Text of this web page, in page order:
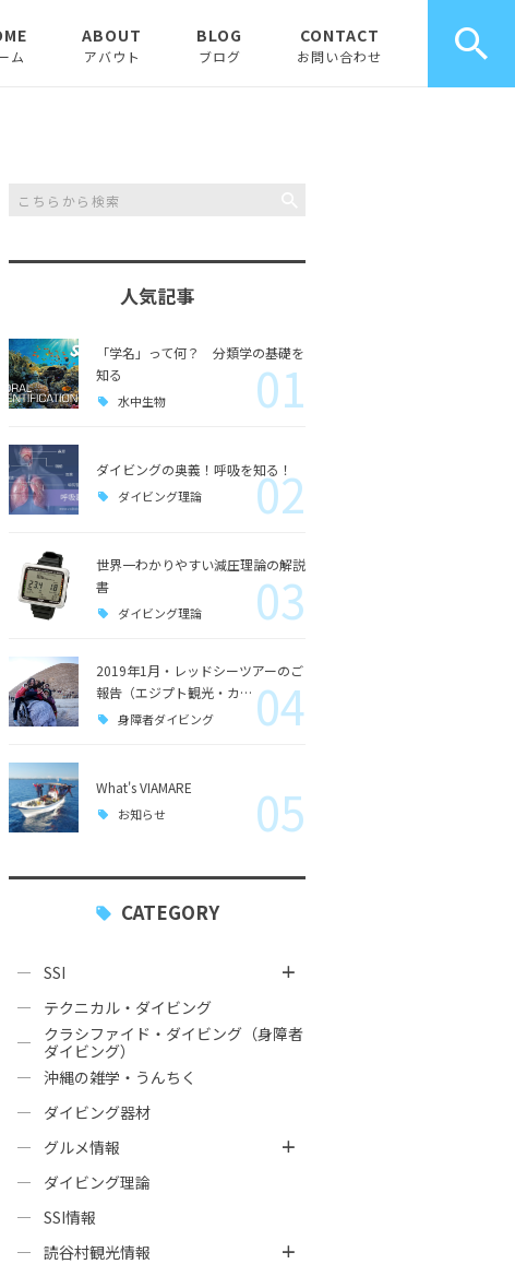
ム
ABOUT
アバウト
BLOG
ブログ
CONTACT
お問い合わせ
人気記事
「学名」って何？ 分類学の基礎を
知る
水中生物 01
ダイビングの奥義！呼吸を知る！
ダイビング理論 02
世界一わかりやすい減圧理論の解説
書
ダイビング理論 03
2019年1月・レッドシーツアーのご
報告（エジプト観光・カ…
身障者ダイビング 04
What's VIAMARE
お知らせ 05
CATEGORY
SSI
テクニカル・ダイビング
クラシファイド・ダイビング（身障者
ダイビング）
沖縄の雑学・うんちく
ダイビング器材
グルメ情報
ダイビング理論
SSI情報
読谷村観光情報